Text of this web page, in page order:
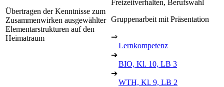
Übertragen der Kenntnisse zum
Zusammenwirken ausgewählter
Elementarstrukturen auf den
Heimatraum
Freizeitverhalten, Berufswahl
Gruppenarbeit mit Präsentation
⇒
Lernkompetenz
➔
BIO, Kl. 10, LB 3
➔
WTH, Kl. 9, LB 2